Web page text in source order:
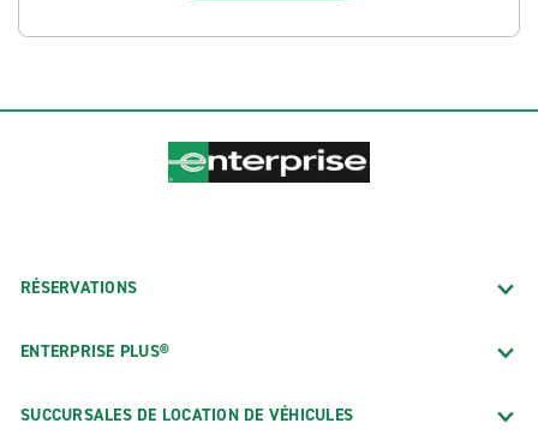
RÉSERVATIONS
ENTERPRISE PLUS®
SUCCURSALES DE LOCATION DE VÉHICULES